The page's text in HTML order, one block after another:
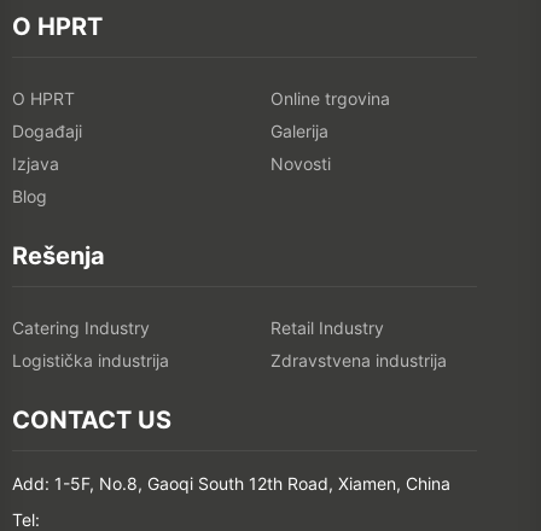
O HPRT
O HPRT
Online trgovina
Događaji
Galerija
Izjava
Novosti
Blog
Rešenja
Catering Industry
Retail Industry
Logistička industrija
Zdravstvena industrija
CONTACT US
Add: 1-5F, No.8, Gaoqi South 12th Road, Xiamen, China
Tel: